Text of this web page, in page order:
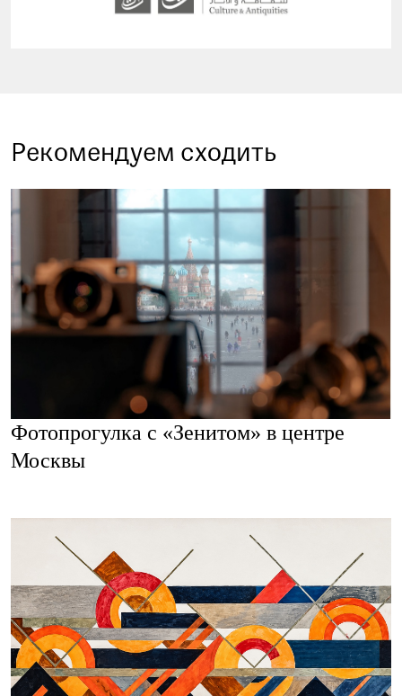
Рекомендуем сходить
Фотопрогулка с «Зенитом» в центре
Москвы